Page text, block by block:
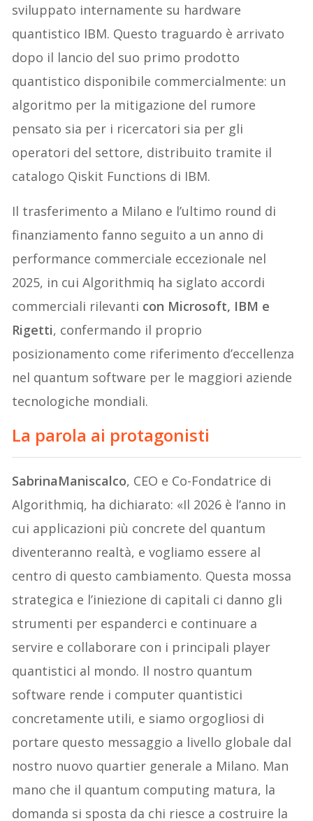
sviluppato internamente su hardware
quantistico IBM. Questo traguardo è arrivato
dopo il lancio del suo primo prodotto
quantistico disponibile commercialmente: un
algoritmo per la mitigazione del rumore
pensato sia per i ricercatori sia per gli
operatori del settore, distribuito tramite il
catalogo Qiskit Functions di IBM.
Il trasferimento a Milano e l’ultimo round di
finanziamento fanno seguito a un anno di
performance commerciale eccezionale nel
2025, in cui Algorithmiq ha siglato accordi
commerciali rilevanti con Microsoft, IBM e
Rigetti, confermando il proprio
posizionamento come riferimento d’eccellenza
nel quantum software per le maggiori aziende
tecnologiche mondiali.
La parola ai protagonisti
SabrinaManiscalco, CEO e Co-Fondatrice di
Algorithmiq, ha dichiarato: «Il 2026 è l’anno in
cui applicazioni più concrete del quantum
diventeranno realtà, e vogliamo essere al
centro di questo cambiamento. Questa mossa
strategica e l’iniezione di capitali ci danno gli
strumenti per espanderci e continuare a
servire e collaborare con i principali player
quantistici al mondo. Il nostro quantum
software rende i computer quantistici
concretamente utili, e siamo orgogliosi di
portare questo messaggio a livello globale dal
nostro nuovo quartier generale a Milano. Man
mano che il quantum computing matura, la
domanda si sposta da chi riesce a costruire la